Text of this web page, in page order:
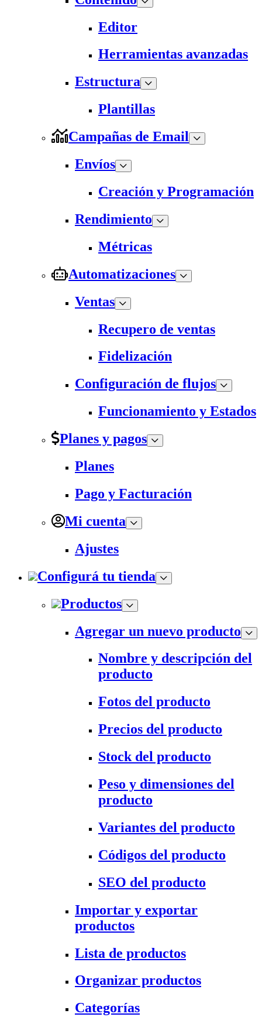
Editor
Herramientas avanzadas
Estructura
Plantillas
Campañas de Email
Envíos
Creación y Programación
Rendimiento
Métricas
Automatizaciones
Ventas
Recupero de ventas
Fidelización
Configuración de flujos
Funcionamiento y Estados
Planes y pagos
Planes
Pago y Facturación
Mi cuenta
Ajustes
Configurá tu tienda
Productos
Agregar un nuevo producto
Nombre y descripción del
producto
Fotos del producto
Precios del producto
Stock del producto
Peso y dimensiones del
producto
Variantes del producto
Códigos del producto
SEO del producto
Importar y exportar
productos
Lista de productos
Organizar productos
Categorías